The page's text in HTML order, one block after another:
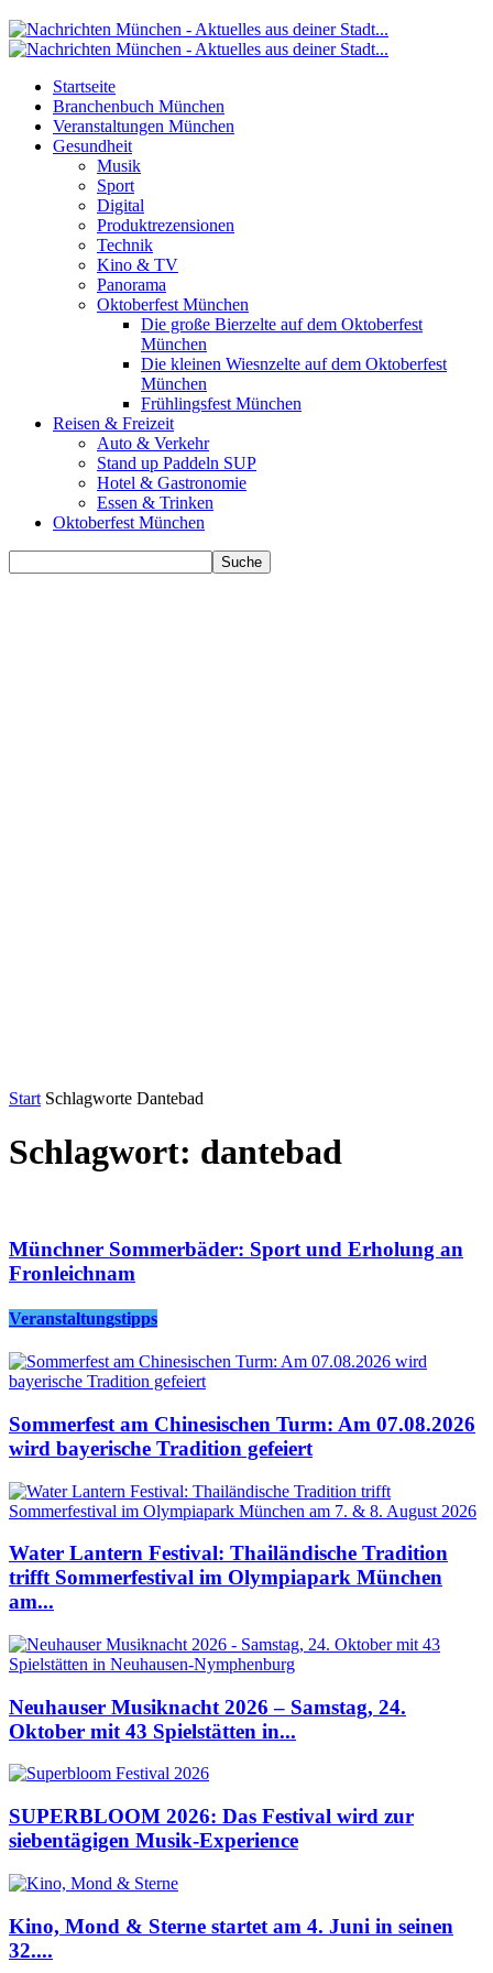
Startseite
Branchenbuch München
Veranstaltungen München
Gesundheit
Musik
Sport
Digital
Produktrezensionen
Technik
Kino & TV
Panorama
Oktoberfest München
Die große Bierzelte auf dem Oktoberfest
München
Die kleinen Wiesnzelte auf dem Oktoberfest
München
Frühlingsfest München
Reisen & Freizeit
Auto & Verkehr
Stand up Paddeln SUP
Hotel & Gastronomie
Essen & Trinken
Oktoberfest München
Start Schlagworte Dantebad
Schlagwort: dantebad
Münchner Sommerbäder: Sport und Erholung an
Fronleichnam
Veranstaltungstipps
Sommerfest am Chinesischen Turm: Am 07.08.2026
wird bayerische Tradition gefeiert
Water Lantern Festival: Thailändische Tradition
trifft Sommerfestival im Olympiapark München
am...
Neuhauser Musiknacht 2026 – Samstag, 24.
Oktober mit 43 Spielstätten in...
SUPERBLOOM 2026: Das Festival wird zur
siebentägigen Musik-Experience
Kino, Mond & Sterne startet am 4. Juni in seinen
32....